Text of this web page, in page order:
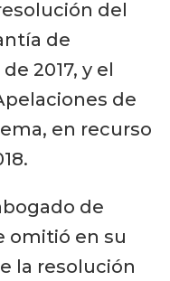
del
de
2017, y el
de
en recurso
de
omitió en su
la resolución